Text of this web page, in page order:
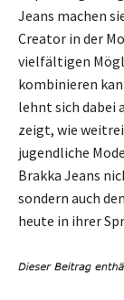
Jeans machen
Creator in der
vielfältigen
kombinieren
lehnt sich dabei
zeigt, wie
jugendliche
Brakka Jeans
sondern auch
heute in ihrer